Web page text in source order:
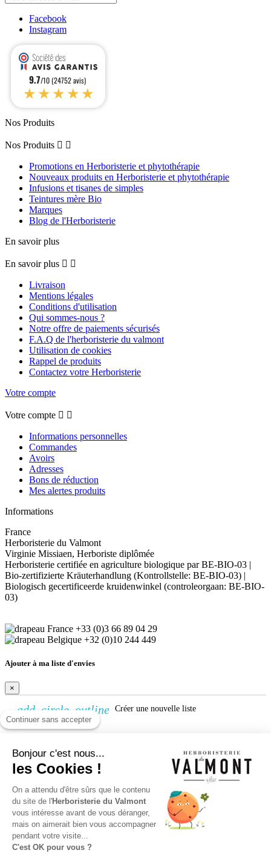
Continuer sans accepter
Bonjour c'est nous...
les Cookies !
On a attendu d'être sûrs que le contenu
du site de l'Herboristerie du Valmont
vous intéresse avant de vous déranger,
mais on aimerait bien vous accompagner
pendant votre visite...
C'est OK pour vous ?
Facebook
Instagram
9.7/10 (24752 avis)
★★★★★
Nos Produits
Nos Produits  
Promotions en Herboristerie et phytothérapie
Nouveaux produits en Herboristerie et phytothérapie
Infusions et tisanes de simples
Teintures mère Bio
Marques
Blog de l'Herboristerie
En savoir plus
En savoir plus  
Livraison
Mentions légales
Conditions d'utilisation
Qui sommes-nous ?
Notre offre de paiements sécurisés
F.A.Q de l'herboristerie du valmont
Utilisation de cookies
Rappel de produits
Contactez votre Herboristerie
Votre compte
Votre compte  
Informations personnelles
Commandes
Avoirs
Adresses
Bons de réduction
Mes alertes produits
Informations
France
Herboristerie du Valmont
Virginie Missiaen, Herboriste diplômée
Herboristerie certifiée en agriculture biologique par BE-BIO-03 |
Bio-zertifizierte Kräuterhandlung (Kontrollstelle: BE-BIO-03) |
Biologisch gecertificeerde kruidenwinkel (controleorgaan: BE-BIO-
03)
+33 (0)3 66 89 04 29
+32 (0)10 244 449
Ajouter à ma liste d'envies
×
add_circle_outline Créer une nouvelle liste
×
Nom de la liste d'envies
Annuler Créer une liste d'envies
Connexion
×